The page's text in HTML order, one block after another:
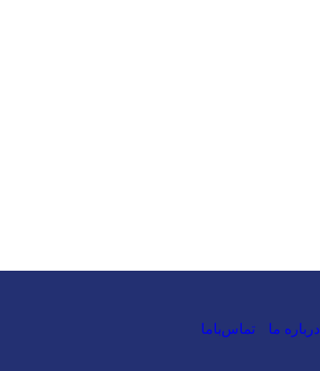
درباره ما تماس‌باما